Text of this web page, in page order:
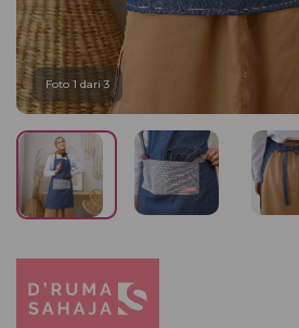
Foto 1 dari 3